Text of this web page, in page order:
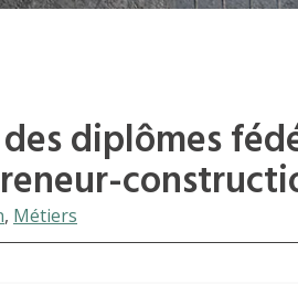
diplômes
, Métiers